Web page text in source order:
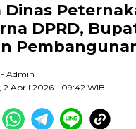
Dinas
DPRD,
- Admin
2 April 2026 - 09:42 WIB